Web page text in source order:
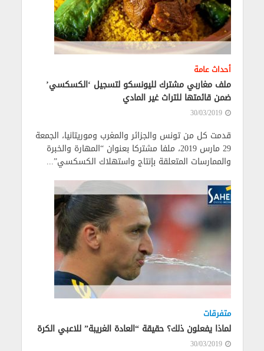
أحداث عامة
ملف مغاربي مشترك لليونسكو لتسجيل ‘الكسكسي’
ضمن قائمتها للتراث غير المادي
30/03/2019
قدمت كل من تونس والجزائر والمغرب وموريتانيا، الجمعة
29 مارس 2019، ملفا مشتركا بعنوان “المهارة والخبرة
والممارسات المتعلقة بإنتاج واستهلاك الكسكسي”...
متفرقات
لماذا يفعلون ذلك؟ حقيقة “العادة الغريبة” للاعبي الكرة
30/03/2019